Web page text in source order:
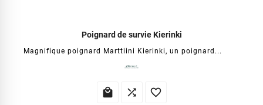
Poignard de survie Kierinki
Magnifique poignard Marttiini Kierinki, un poignard...
  